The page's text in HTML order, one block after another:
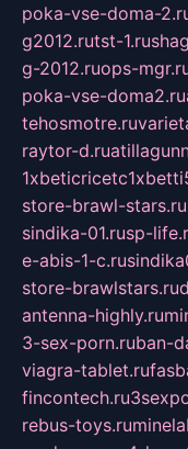
poka-vse-doma-
g2012.rutst-1.ru
g-2012.ruops-
poka-vse-doma2.ru
tehosmotre.ru
raytor-d.ru
store-brawl-stars.ru
sindika-01.rusp-
e-abis-1-c.ru
store-brawlstars.ru
antenna-highly.ru
3-sex-porn.ruban-
viagra-tablet.ru
fincontech.ru
rebus-toys.ru